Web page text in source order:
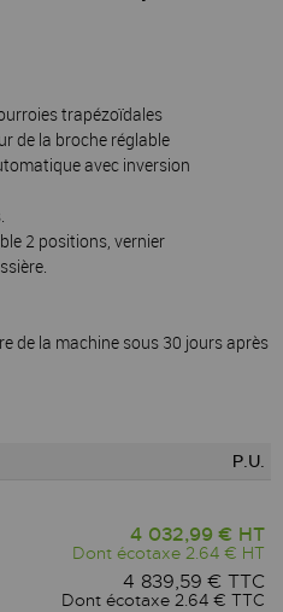
trapézoïdales
de la broche réglable
avec inversion
2 positions, vernier
de la machine sous 30 jours après
P.U.
4 032,99 € HT
Dont écotaxe 2.64 € HT
4 839,59 € TTC
Dont écotaxe 2.64 € TTC